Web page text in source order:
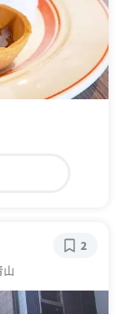
山
2